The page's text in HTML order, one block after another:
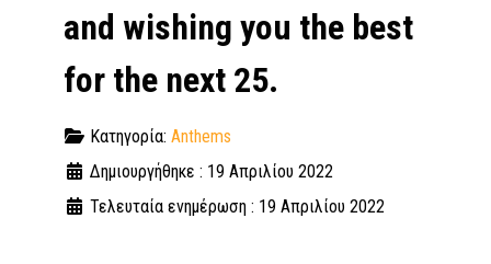
and wishing you the best
for the next 25.
Κατηγορία: Anthems
Δημιουργήθηκε : 19 Απριλίου 2022
Τελευταία ενημέρωση : 19 Απριλίου 2022